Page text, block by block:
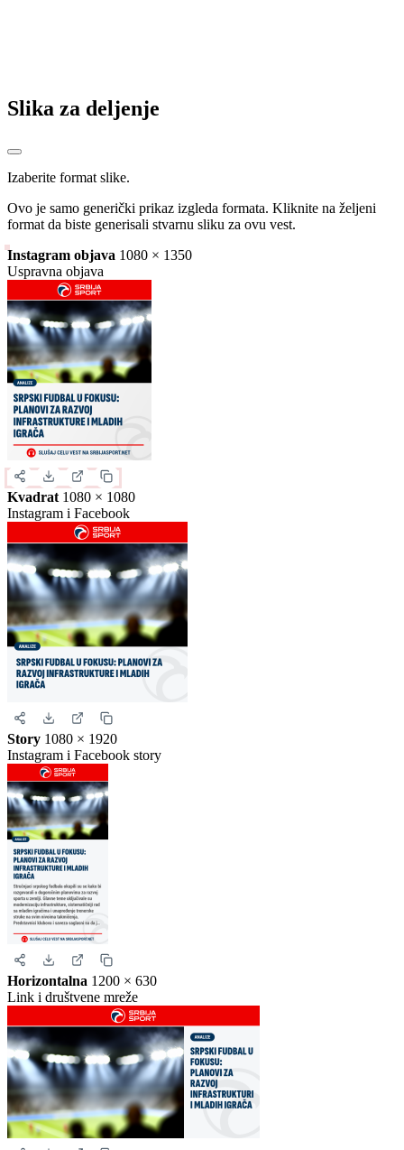
Slika za deljenje
Izaberite format slike.
Ovo je samo generički prikaz izgleda formata. Kliknite na željeni
format da biste generisali stvarnu sliku za ovu vest.
Instagram objava1080 × 1350
Uspravna objava
Kvadrat1080 × 1080
Instagram i Facebook
Story1080 × 1920
Instagram i Facebook story